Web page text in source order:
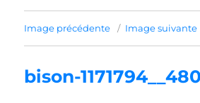
Image précédente Image suivante
bison-1171794__480